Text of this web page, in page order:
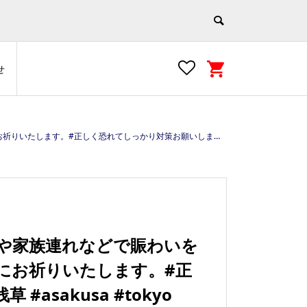
願いします #浅草 #asakusa #tokyo #japan #ウィズコロナ https://e-asakusa.jp
家族連れなどで賑わいを
お祈りいたします。#正
草 #asakusa #tokyo